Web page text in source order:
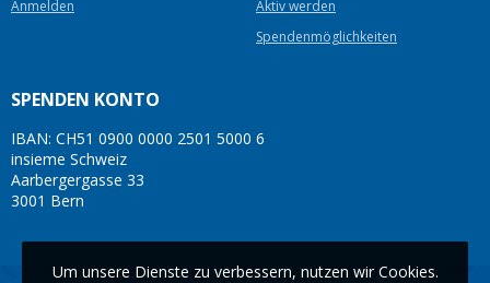
Anmelden
Aktiv werden
Spendenmöglichkeiten
SPENDEN KONTO
IBAN: CH51 0900 0000 2501 5000 6
insieme Schweiz
Aarbergergasse 33
3001 Bern
Um unsere Dienste zu verbessern, nutzen wir Cookies.